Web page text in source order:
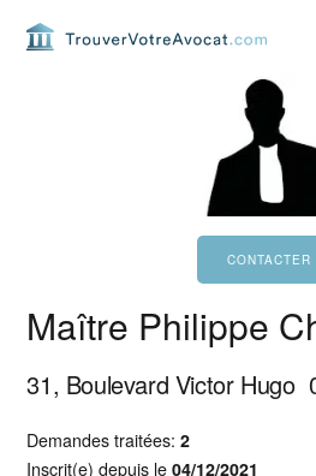
Maître Philippe
31, Boulevard Victor Hugo
Demandes traitées:2
Inscrit(e) depuis le04/12/2021